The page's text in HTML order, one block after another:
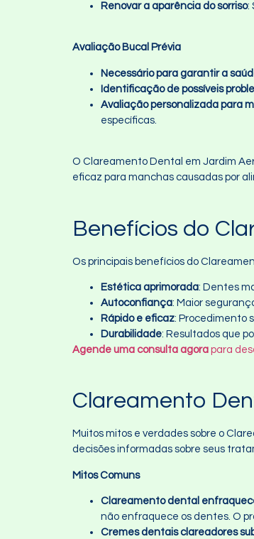
Renovar a aparência do sorriso:
Avaliação Bucal Prévia
Necessário para garantir a
Identificação de possíveis
Avaliação personalizada para
específicas.
O Clareamento Dental em Jardim
eficaz para manchas causadas por
Benefícios do
Os principais benefícios do
Estética aprimorada: Dentes
Autoconfiança: Maior
Rápido e eficaz: Procedimento
Durabilidade: Resultados que
Agende uma consulta agora para
Clareamento
Muitos mitos e verdades sobre o
decisões informadas sobre seus
Mitos Comuns
Clareamento dental
não enfraquece os dentes. O
Cremes dentais clareadores